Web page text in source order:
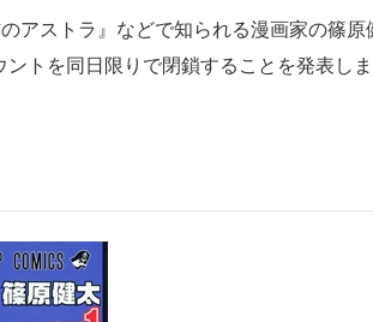
アストラ』などで知られる漫画家の篠原
トを同日限りで閉鎖することを発表しま